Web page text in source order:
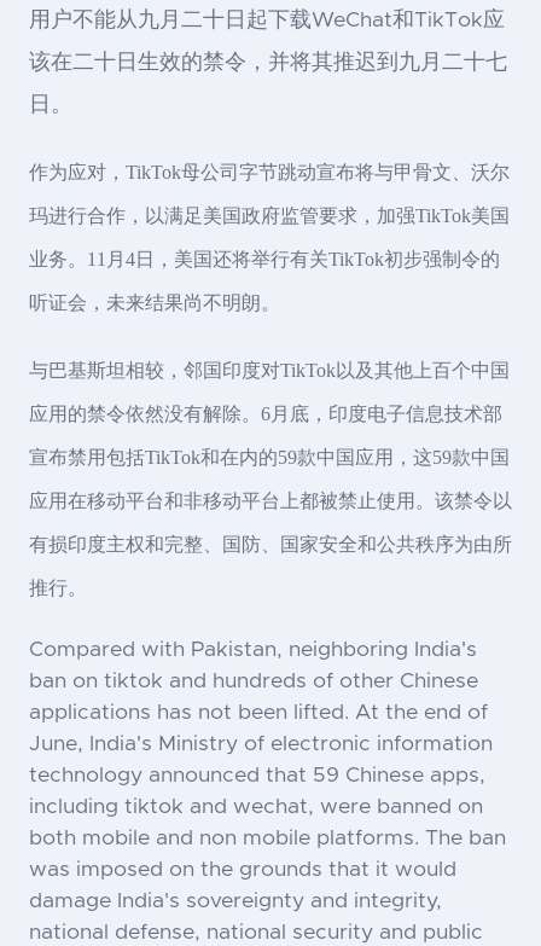
用户不能从九月二十日起下载WeChat和TikTok应
该在二十日生效的禁令，并将其推迟到九月二十七
日。
作为应对，TikTok母公司字节跳动宣布将与甲骨文、沃尔
玛进行合作，以满足美国政府监管要求，加强TikTok美国
业务。11月4日，美国还将举行有关TikTok初步强制令的
听证会，未来结果尚不明朗。
与巴基斯坦相较，邻国印度对TikTok以及其他上百个中国
应用的禁令依然没有解除。6月底，印度电子信息技术部
宣布禁用包括TikTok和在内的59款中国应用，这59款中国
应用在移动平台和非移动平台上都被禁止使用。该禁令以
有损印度主权和完整、国防、国家安全和公共秩序为由所
推行。
Compared with Pakistan, neighboring India's
ban on tiktok and hundreds of other Chinese
applications has not been lifted. At the end of
June, India's Ministry of electronic information
technology announced that 59 Chinese apps,
including tiktok and wechat, were banned on
both mobile and non mobile platforms. The ban
was imposed on the grounds that it would
damage India's sovereignty and integrity,
national defense, national security and public